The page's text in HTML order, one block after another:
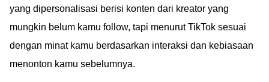
yang dipersonalisasi berisi konten dari kreator yang
mungkin belum kamu follow, tapi menurut TikTok sesuai
dengan minat kamu berdasarkan interaksi dan kebiasaan
menonton kamu sebelumnya.